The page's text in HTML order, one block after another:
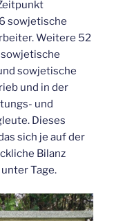
sowjetische
Weitere 52
sowjetische
und in der
und
Dieses
sich je auf der
Bilanz
Tage.